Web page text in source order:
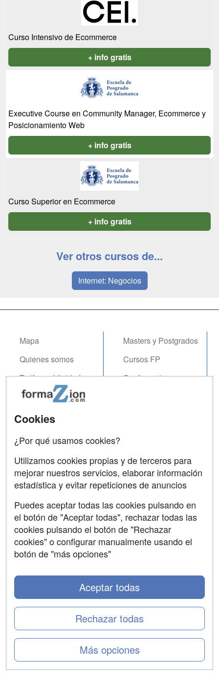
Curso Intensivo de Ecommerce
+ info gratis
Executive Course en Community Manager, Ecommerce y
Posicionamiento Web
+ info gratis
Curso Superior en Ecommerce
+ info gratis
Ver otros cursos de...
Internet: Negocios
Mapa
Quienes somos
Tarifas publicidad
Acceso Usuarios
Acceso Centros
Masters y Postgrados
Cursos FP
Conferencias
Contactar
Confidencialidad
Aviso legal
Copyleft
Cookies
¿Por qué usamos cookies?
Utilizamos cookies propias y de terceros para
mejorar nuestros servicios, elaborar información
estadística y evitar repeticiones de anuncios
Puedes aceptar todas las cookies pulsando en
el botón de "Aceptar todas", rechazar todas las
cookies pulsando el botón de "Rechazar
cookies" o configurar manualmente usando el
botón de "más opciones"
Más opciones
Rechazar todas
Aceptar todas